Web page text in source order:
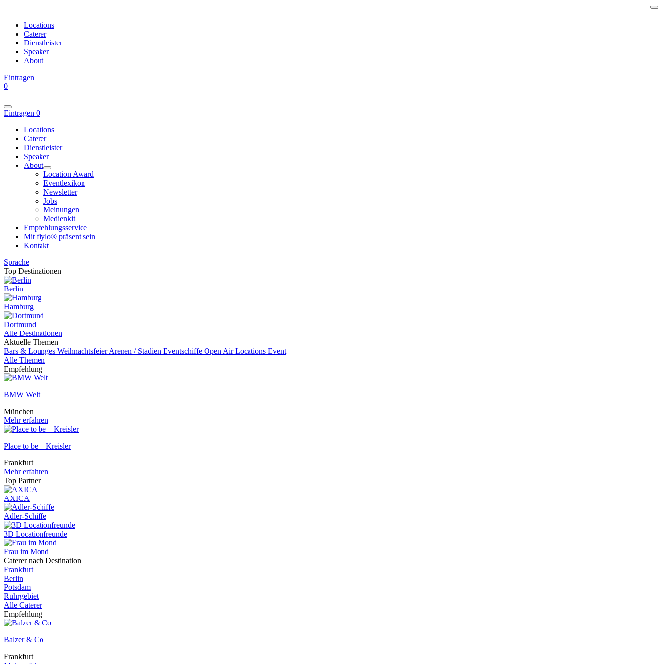
Locations
Caterer
Dienstleister
Speaker
About
Eintragen
0
Eintragen 0
Locations
Caterer
Dienstleister
Speaker
About
Location Award
Eventlexikon
Newsletter
Jobs
Meinungen
Medienkit
Empfehlungsservice
Mit fiylo® präsent sein
Kontakt
Sprache
Top Destinationen
Berlin
Hamburg
Dortmund
Alle Destinationen
Aktuelle Themen
Bars & Lounges WeihnachtsfeierArenen / Stadien Eventschiffe Open Air Locations Event
Alle Themen
Empfehlung
BMW Welt
München
Mehr erfahren
Place to be – Kreisler
Frankfurt
Mehr erfahren
Top Partner
AXICA
Adler-Schiffe
3D Locationfreunde
Frau im Mond
Caterer nach Destination
Frankfurt
Berlin
Potsdam
Ruhrgebiet
Alle Caterer
Empfehlung
Balzer & Co
Frankfurt